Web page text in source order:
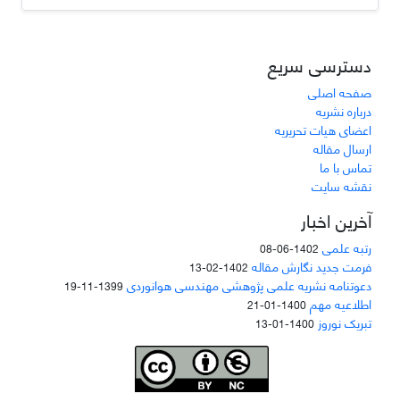
دسترسی سریع
صفحه اصلی
درباره نشریه
اعضای هیات تحریریه
ارسال مقاله
تماس با ما
نقشه سایت
آخرین اخبار
رتبه علمی 1402-06-08
فرمت جدید نگارش مقاله 1402-02-13
دعوتنامه نشریه علمی پژوهشی مهندسی هوانوردی1399-11-19
اطلاعیه مهم1400-01-21
تبریک نوروز 1400-01-13